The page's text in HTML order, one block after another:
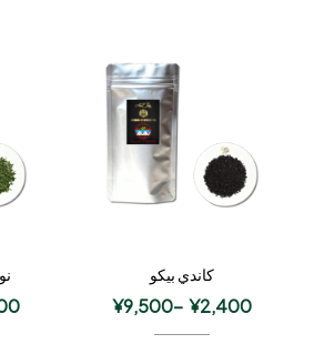
كاندي بيكو
¥2,400
–
¥9,500